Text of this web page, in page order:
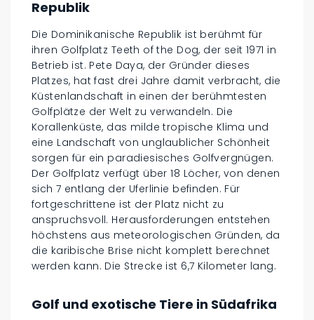
Republik
Die Dominikanische Republik ist berühmt für
ihren Golfplatz Teeth of the Dog, der seit 1971 in
Betrieb ist. Pete Daya, der Gründer dieses
Platzes, hat fast drei Jahre damit verbracht, die
Küstenlandschaft in einen der berühmtesten
Golfplätze der Welt zu verwandeln. Die
Korallenküste, das milde tropische Klima und
eine Landschaft von unglaublicher Schönheit
sorgen für ein paradiesisches Golfvergnügen.
Der Golfplatz verfügt über 18 Löcher, von denen
sich 7 entlang der Uferlinie befinden. Für
fortgeschrittene ist der Platz nicht zu
anspruchsvoll. Herausforderungen entstehen
höchstens aus meteorologischen Gründen, da
die karibische Brise nicht komplett berechnet
werden kann. Die Strecke ist 6,7 Kilometer lang.
Golf und exotische Tiere in Südafrika